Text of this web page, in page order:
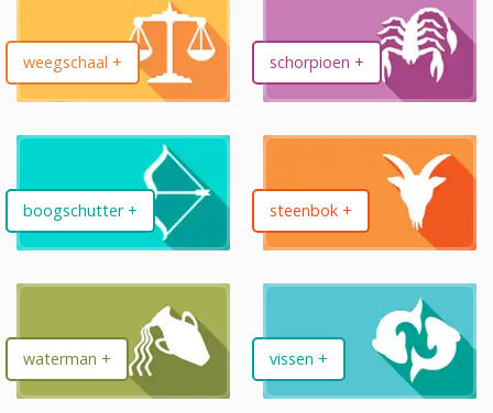
weegschaal + schorpioen +
boogschutter + steenbok +
waterman + vissen +